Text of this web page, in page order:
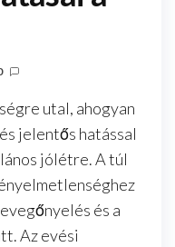
utal, ahogyan
jelentős hatással
jólétre. A túl
és a
Az evési